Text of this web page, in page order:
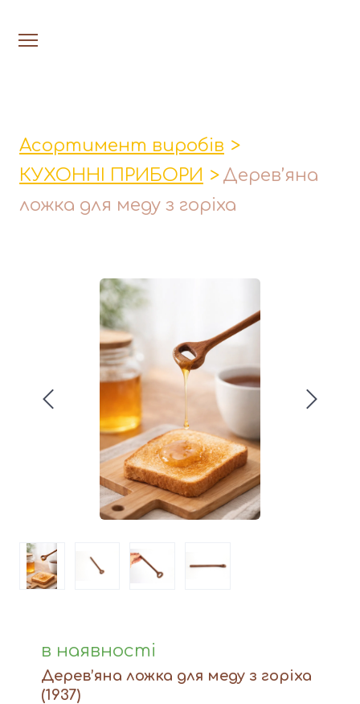
Кухонні прибори
Фруктовниці
Вази
Фігури й статуетки
Догляд за виробами
Доставка та оплата
Контакти
Асортимент виробів
КУХОННІ ПРИБОРИ
Дерев’яна
ложка для меду з горіха
в наявності
Дерев’яна ложка для меду з горіха
(1937)